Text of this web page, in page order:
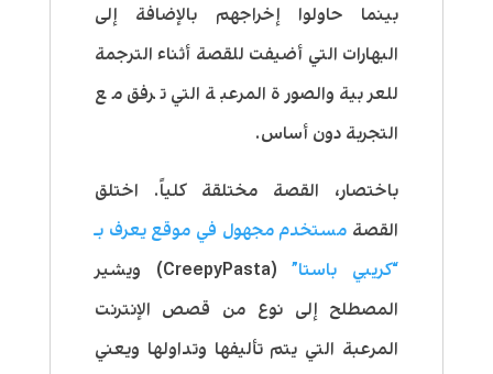
بينما حاولوا إخراجهم بالإضافة إلى
البهارات التي أضيفت للقصة أثناء الترجمة
للعربية والصورة المرعبة التي ترفق مع
التجربة دون أساس.
باختصار، القصة مختلقة كلياً. اختلق
القصة مستخدم مجهول في موقع يعرف بـ
“كريبي باستا”
(CreepyPasta) ويشير
المصطلح إلى نوع من قصص الإنترنت
المرعبة التي يتم تأليفها وتداولها ويعني